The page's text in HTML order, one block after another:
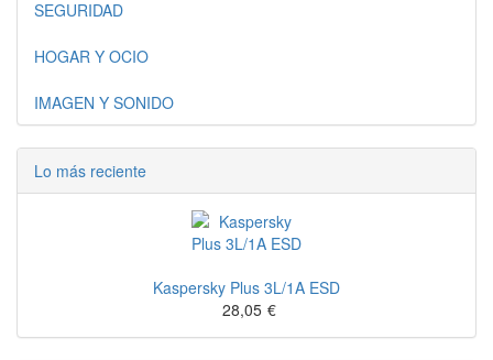
SEGURIDAD
HOGAR Y OCIO
IMAGEN Y SONIDO
Lo más reciente
Kaspersky Plus 3L/1A ESD
28,05 €